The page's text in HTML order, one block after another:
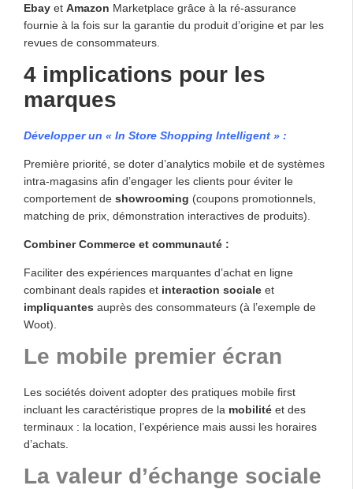
Ebay et Amazon Marketplace grâce à la ré-assurance
fournie à la fois sur la garantie du produit d’origine et par les
revues de consommateurs.
4 implications pour les
marques
Développer un « In Store Shopping Intelligent » :
Première priorité, se doter d’analytics mobile et de systèmes
intra-magasins afin d’engager les clients pour éviter le
comportement de showrooming (coupons promotionnels,
matching de prix, démonstration interactives de produits).
Combiner Commerce et communauté :
Faciliter des expériences marquantes d’achat en ligne
combinant deals rapides et interaction sociale et
impliquantes auprès des consommateurs (à l’exemple de
Woot).
Le mobile premier écran
Les sociétés doivent adopter des pratiques mobile first
incluant les caractéristique propres de la mobilité et des
terminaux : la location, l’expérience mais aussi les horaires
d’achats.
La valeur d’échange sociale